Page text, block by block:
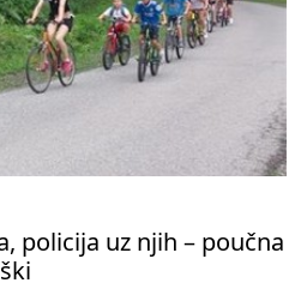
policija uz njih – poučna